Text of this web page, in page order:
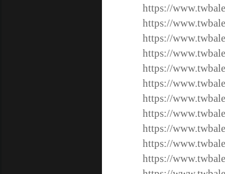
https://
https://
https://
https://
https://
https://
https://
https://
https://
https://
https://